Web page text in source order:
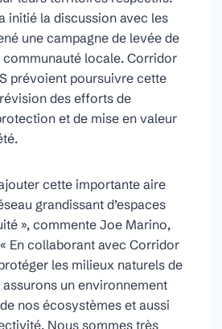
initié la discussion avec les
une campagne de levée de
communauté locale. Corridor
prévoient poursuivre cette
des efforts de
et de mise en valeur
cette importante aire
grandissant d’espaces
», commente Joe Marino,
En collaborant avec Corridor
les milieux naturels de
un environnement
nos écosystèmes et aussi
Nous sommes très